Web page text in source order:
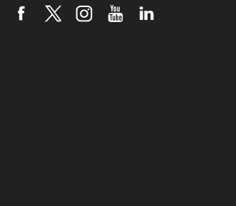
robótica FIRST 2026! (video)